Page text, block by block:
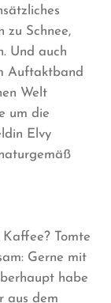
zu Schnee,
Und auch
Auftaktband
Welt
um die
Elvy
Tomte
Gerne mit
habe
aus dem